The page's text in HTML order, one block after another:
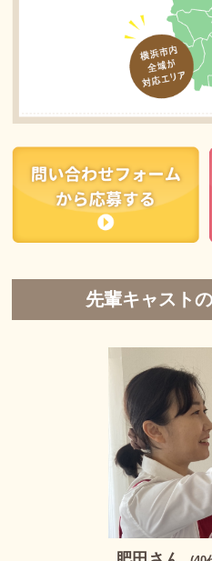
先輩キャスト